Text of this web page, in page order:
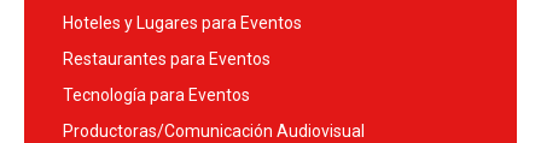
Hoteles y Lugares para Eventos
Restaurantes para Eventos
Tecnología para Eventos
Productoras/Comunicación Audiovisual